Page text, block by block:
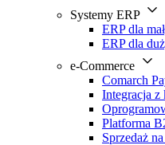
Systemy ERP
ERP dla
ERP dla
e-Commerce
Comarch
Integracja z
Platforma
Sprzedaż